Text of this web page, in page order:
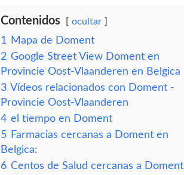
Contenidos ocultar
1
Mapa de Doment
2 Google Street View Doment en
Provincie Oost-Vlaanderen en Belgica
3 Vídeos relacionados con Doment -
Provincie Oost-Vlaanderen
4 el tiempo en Doment
5 Farmacias cercanas a Doment en
Belgica:
6 Centos de Salud cercanas a Doment